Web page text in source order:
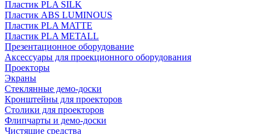
Пластик PLA SILK
Пластик ABS LUMINOUS
Пластик PLA MATTE
Пластик PLA METALL
Презентационное оборудование
Аксессуары для проекционного оборудования
Проекторы
Экраны
Стеклянные демо-доски
Кронштейны для проекторов
Столики для проекторов
Флипчарты и демо-доски
Чистящие средства